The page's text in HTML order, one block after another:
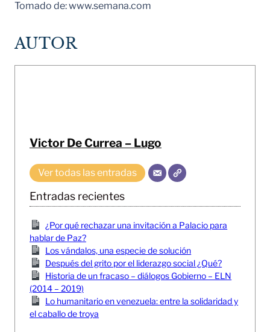
Tomado de: www.semana.com
AUTOR
Victor De Currea – Lugo
Ver todas las entradas
Entradas recientes
¿Por qué rechazar una invitación a Palacio para
hablar de Paz?
Los vándalos, una especie de solución
Después del grito por el liderazgo social ¿Qué?
Historia de un fracaso – diálogos Gobierno – ELN
(2014 – 2019)
Lo humanitario en venezuela: entre la solidaridad y
el caballo de troya